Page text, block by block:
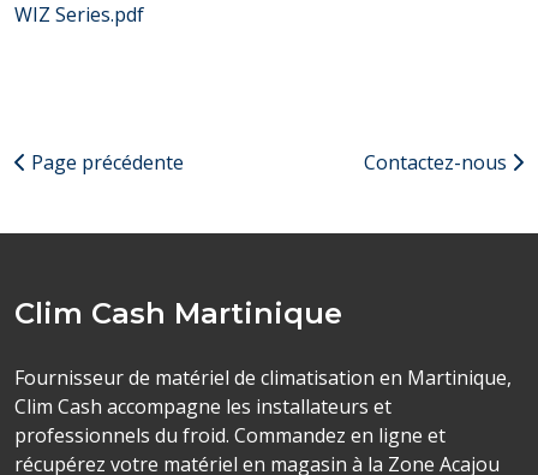
WIZ Series.pdf
Page précédente Contactez-nous
Clim Cash Martinique
Fournisseur de matériel de climatisation en Martinique,
Clim Cash accompagne les installateurs et
professionnels du froid. Commandez en ligne et
récupérez votre matériel en magasin à la Zone Acajou